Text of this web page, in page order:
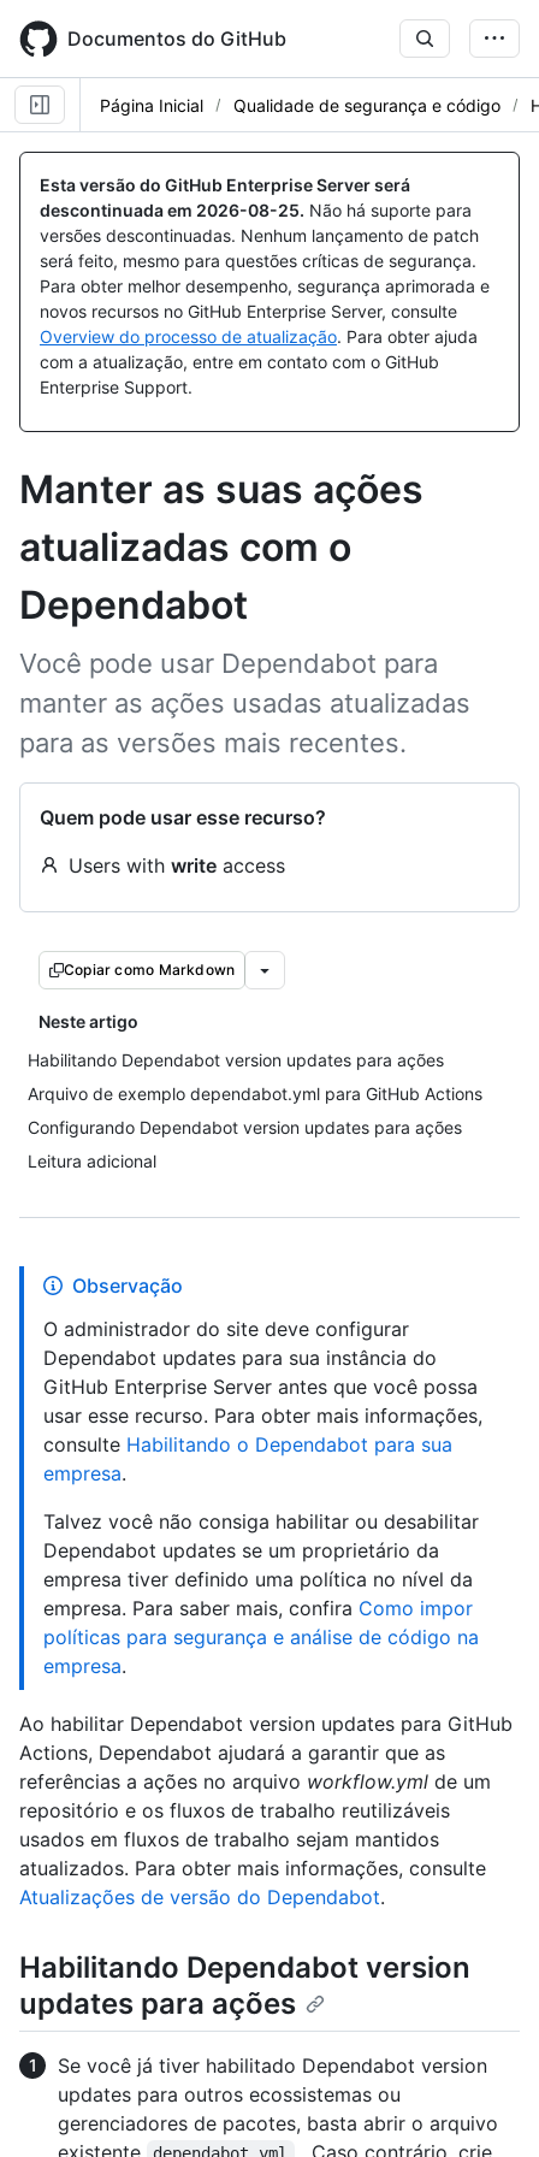
main
content
Documentos do GitHub
Página Inicial Qualidade de segurança e código
Esta versão do GitHub Enterprise Server será
descontinuada em 2026-08-25. Não há suporte para
versões descontinuadas. Nenhum lançamento de patch
será feito, mesmo para questões críticas de segurança.
Para obter melhor desempenho, segurança aprimorada e
novos recursos no GitHub Enterprise Server, consulte
Overview do processo de atualização. Para obter ajuda
com a atualização, entre em contato com o GitHub
Enterprise Support.
Manter as suas ações
atualizadas com o
Dependabot
Você pode usar Dependabot para
manter as ações usadas atualizadas
para as versões mais recentes.
Quem pode usar esse recurso?
Users with write access
Copiar como Markdown
Neste artigo
Habilitando Dependabot version updates para ações
Arquivo de exemplo dependabot.yml para GitHub Actions
Configurando Dependabot version updates para ações
Leitura adicional
Observação
O administrador do site deve configurar
Dependabot updates para sua instância do
GitHub Enterprise Server antes que você possa
usar esse recurso. Para obter mais informações,
consulte Habilitando o Dependabot para sua
empresa.
Talvez você não consiga habilitar ou desabilitar
Dependabot updates se um proprietário da
empresa tiver definido uma política no nível da
empresa. Para saber mais, confira Como impor
políticas para segurança e análise de código na
empresa.
Ao habilitar Dependabot version updates para GitHub
Actions, Dependabot ajudará a garantir que as
referências a ações no arquivo workflow.yml de um
repositório e os fluxos de trabalho reutilizáveis
usados em fluxos de trabalho sejam mantidos
atualizados. Para obter mais informações, consulte
Atualizações de versão do Dependabot.
Habilitando Dependabot version
updates para ações
Se você já tiver habilitado Dependabot version
updates para outros ecossistemas ou
gerenciadores de pacotes, basta abrir o arquivo